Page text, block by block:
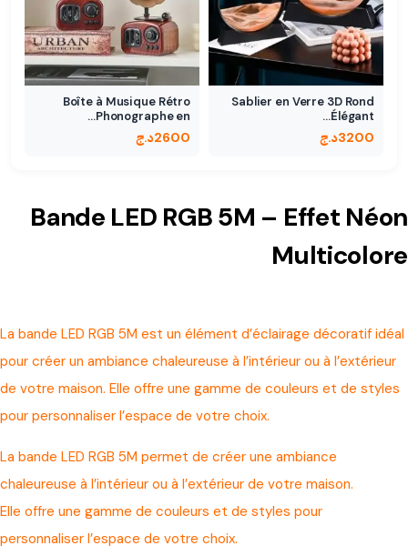
Sablier en Verre 3D Rond
Élégant…
3200د.ج
Boîte à Musique Rétro
Phonographe en…
2600د.ج
Bande LED RGB 5M – Effet Néon
Multicolore
La bande LED RGB 5M est un élément d’éclairage décoratif idéal
pour créer un ambiance chaleureuse à l’intérieur ou à l’extérieur
de votre maison. Elle offre une gamme de couleurs et de styles
pour personnaliser l’espace de votre choix.
La bande LED RGB 5M permet de créer une ambiance
chaleureuse à l’intérieur ou à l’extérieur de votre maison.
Elle offre une gamme de couleurs et de styles pour
personnaliser l’espace de votre choix.